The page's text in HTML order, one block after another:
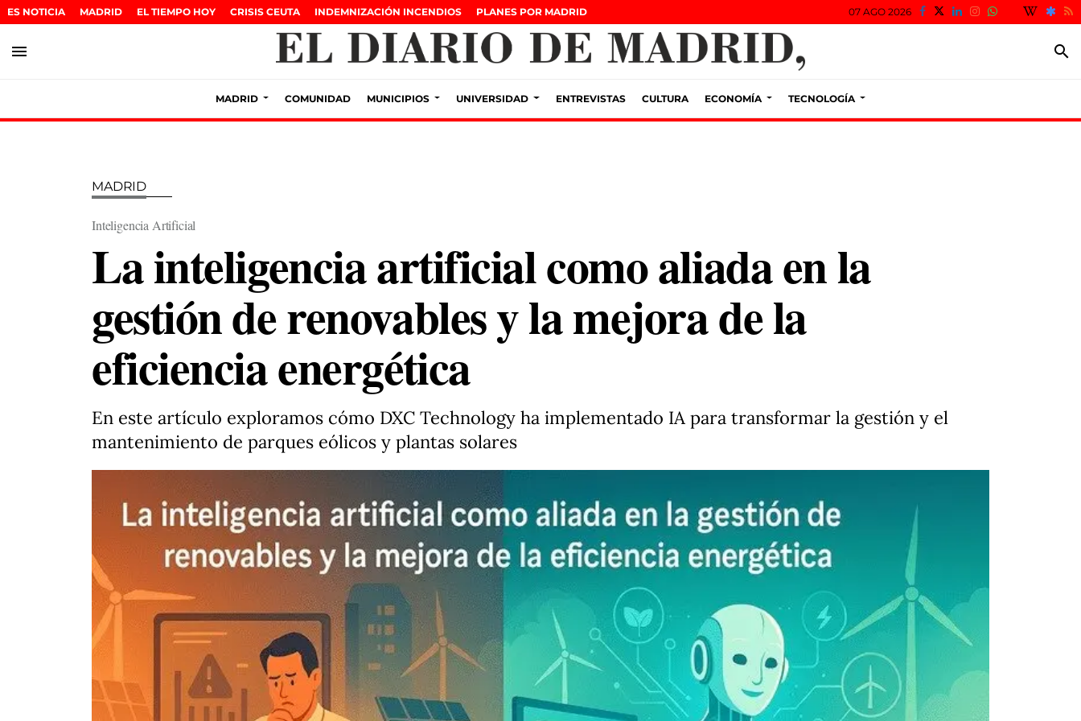
ES NOTICIA MADRID EL TIEMPO HOY CRISIS CEUTA INDEMNIZACIÓN INCENDIOS PLANES POR MADRID 07 AGO 2026
menu search
MADRID COMUNIDAD MUNICIPIOS UNIVERSIDAD ENTREVISTAS CULTURA ECONOMÍA TECNOLOGÍA
MADRID
Inteligencia Artificial
La inteligencia artificial como aliada en la
gestión de renovables y la mejora de la
eficiencia energética
En este artículo exploramos cómo DXC Technology ha implementado IA para transformar la gestión y el
mantenimiento de parques eólicos y plantas solares